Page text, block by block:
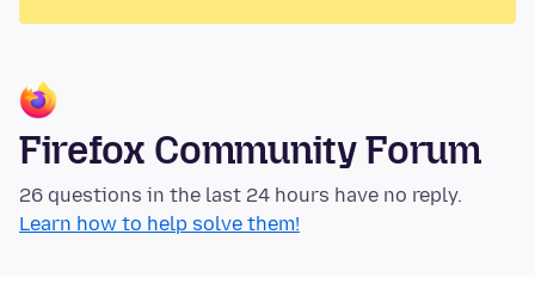
Firefox Community Forum
26 questions in the last 24 hours have no reply.
Learn how to help solve them!